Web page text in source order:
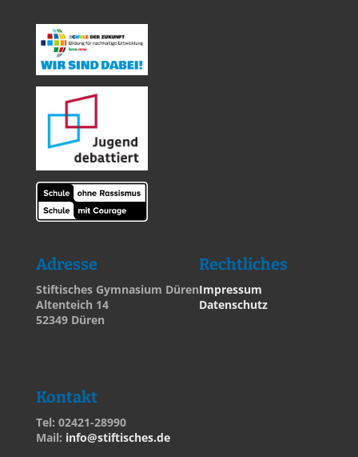
Adresse
Stiftisches Gymnasium Düren
Altenteich 14
52349 Düren
Rechtliches
Impressum
Datenschutz
Kontakt
Tel: 02421-28990
Mail: info@stiftisches.de